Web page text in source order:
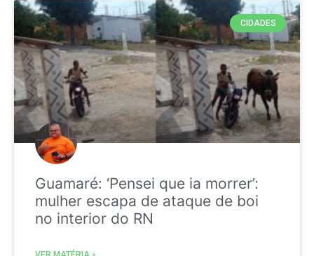
CIDADES
Guamaré: ‘Pensei que ia morrer’:
mulher escapa de ataque de boi
no interior do RN